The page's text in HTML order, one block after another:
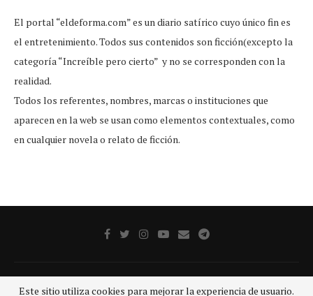
El portal “eldeforma.com” es un diario satírico cuyo único fin es
el entretenimiento. Todos sus contenidos son ficción(excepto la
categoría “Increíble pero cierto” y no se corresponden con la
realidad.
Todos los referentes, nombres, marcas o instituciones que
aparecen en la web se usan como elementos contextuales, como
en cualquier novela o relato de ficción.
Este sitio utiliza cookies para mejorar la experiencia de usuario.